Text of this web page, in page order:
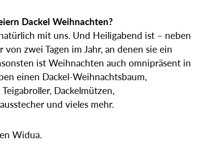
Dackel Weihnachten?
mit uns. Und Heiligabend ist – neben
zwei Tagen im Jahr, an denen sie ein
ist Weihnachten auch omnipräsent in
einen Dackel-Weihnachtsbaum,
Dackelmützen,
und vieles mehr.
Widua.